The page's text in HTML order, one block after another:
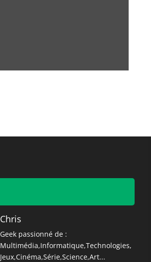
Chris
Geek passionné de :
Multimédia,Informatique,Technologies,
Jeux,Cinéma,Série,Science,Art...